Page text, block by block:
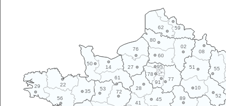
10
14
22
27
28
29
35
41
45
50
51
52
53
55
56
59
60
61
62
02
08
72
76
77
78
80
89
91
95